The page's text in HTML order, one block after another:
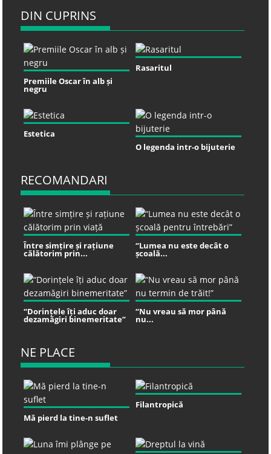
DIN CUPRINS
Premiile Oscar în alb și
negru
Rasaritul
Estetica
O legenda intr-o bijuterie
RECOMANDARI
Între simțire și rațiune
călătorim prin...
“Lumea nu este decât o
școală...
“Dorințele îți aduc doar
dezamăgiri binemeritate”
“Nu vreau să mor până
nu...
NE PLACE
Mă pierd la tine-n suflet
Filantropică